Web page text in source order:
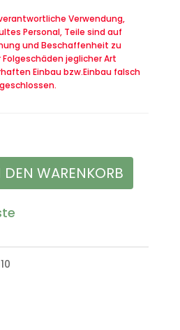
Verwendung,
Personal, Teile sind auf
und Beschaffenheit zu
jeglicher Art
Einbau bzw.Einbau falsch
DEN WARENKORB